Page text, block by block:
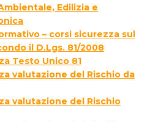
Edilizia e
– corsi sicurezza sul
il D.Lgs. 81/2008
Testo Unico 81
valutazione del Rischio da
valutazione del Rischio